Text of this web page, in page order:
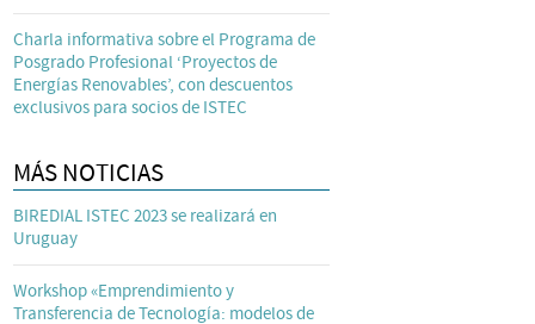
Charla informativa sobre el Programa de
Posgrado Profesional ‘Proyectos de
Energías Renovables’, con descuentos
exclusivos para socios de ISTEC
MÁS NOTICIAS
BIREDIAL ISTEC 2023 se realizará en
Uruguay
Workshop «Emprendimiento y
Transferencia de Tecnología: modelos de